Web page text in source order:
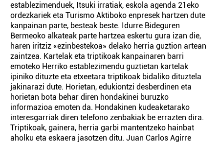
establezimenduek, Itsuki irratiak, eskola agenda 21eko
ordezkariek eta Turismo Aktiboko enpresek hartzen dute
kanpainan parte, besteak beste. Idurre Bideguren
Bermeoko alkateak parte hartzea eskertu gura izan die,
haren iritziz «ezinbestekoa» delako herria guztion artean
zaintzea. Kartelak eta triptikoak kanpainaren barri
emoteko Herriko establezimendu guztietan kartelak
ipiniko dituzte eta etxeetara triptikoak bidaliko dituztela
jakinarazi dute. Horietan, edukiontzi desberdinen eta
horietan bota behar diren hondakinei buruzko
informazioa emoten da. Hondakinen kudeaketarako
interesgarriak diren telefono zenbakiak be errazten dira.
Triptikoak, gainera, herria garbi mantentzeko hainbat
aholku eta eskaera jasotzen ditu. Juan Carlos Agirre